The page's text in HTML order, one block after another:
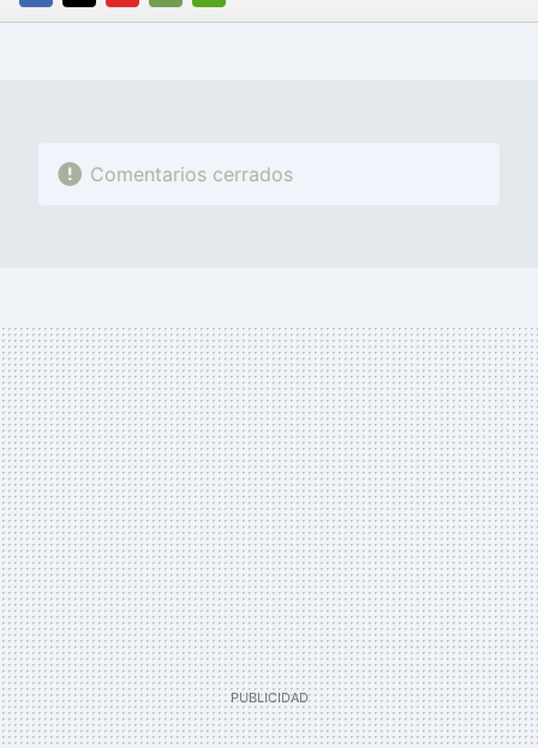
FACEBOOK
TWITTERFLIPBOARD
E-
WHATSAPP
Comentarios cerrados